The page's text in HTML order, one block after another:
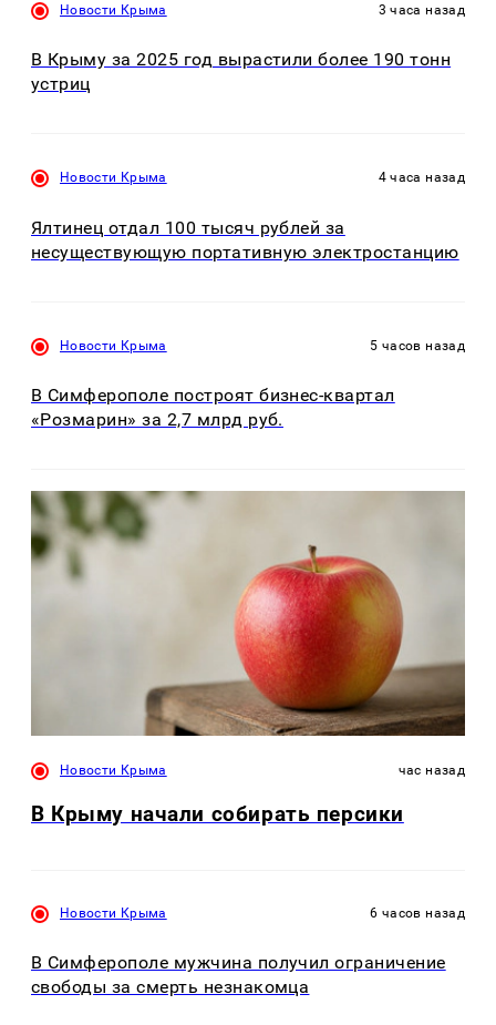
Новости Крыма 3 часа назад
В Крыму за 2025 год вырастили более 190 тонн
устриц
Новости Крыма 4 часа назад
Ялтинец отдал 100 тысяч рублей за
несуществующую портативную электростанцию
Новости Крыма 5 часов назад
В Симферополе построят бизнес-квартал
«Розмарин» за 2,7 млрд руб.
Новости Крыма час назад
В Крыму начали собирать персики
Новости Крыма 6 часов назад
В Симферополе мужчина получил ограничение
свободы за смерть незнакомца